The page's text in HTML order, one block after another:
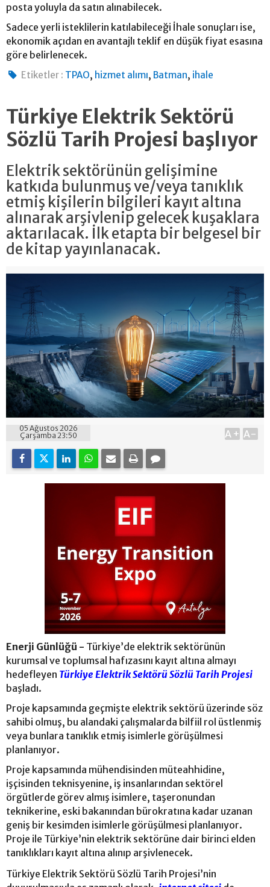
posta yoluyla da satın alınabilecek.
Sadece yerli isteklilerin katılabileceği İhale sonuçları ise,
ekonomik açıdan en avantajlı teklif en düşük fiyat esasına
göre belirlenecek.
Etiketler : TPAO, hizmet alımı, Batman, ihale
Türkiye Elektrik Sektörü
Sözlü Tarih Projesi başlıyor
Elektrik sektörünün gelişimine
katkıda bulunmuş ve/veya tanıklık
etmiş kişilerin bilgileri kayıt altına
alınarak arşivlenip gelecek kuşaklara
aktarılacak. İlk etapta bir belgesel bir
de kitap yayınlanacak.
05 Ağustos 2026
Çarşamba 23:50
A+ A-
Enerji Günlüğü - Türkiye’de elektrik sektörünün
kurumsal ve toplumsal hafızasını kayıt altına almayı
hedefleyen Türkiye Elektrik Sektörü Sözlü Tarih Projesi
başladı.
Proje kapsamında geçmişte elektrik sektörü üzerinde söz
sahibi olmuş, bu alandaki çalışmalarda bilfiil rol üstlenmiş
veya bunlara tanıklık etmiş isimlerle görüşülmesi
planlanıyor.
Proje kapsamında mühendisinden müteahhidine,
işçisinden teknisyenine, iş insanlarından sektörel
örgütlerde görev almış isimlere, taşeronundan
teknikerine, eski bakanından bürokratına kadar uzanan
geniş bir kesimden isimlerle görüşülmesi planlanıyor.
Proje ile Türkiye’nin elektrik sektörüne dair birinci elden
tanıklıkları kayıt altına alınıp arşivlenecek.
Türkiye Elektrik Sektörü Sözlü Tarih Projesi’nin